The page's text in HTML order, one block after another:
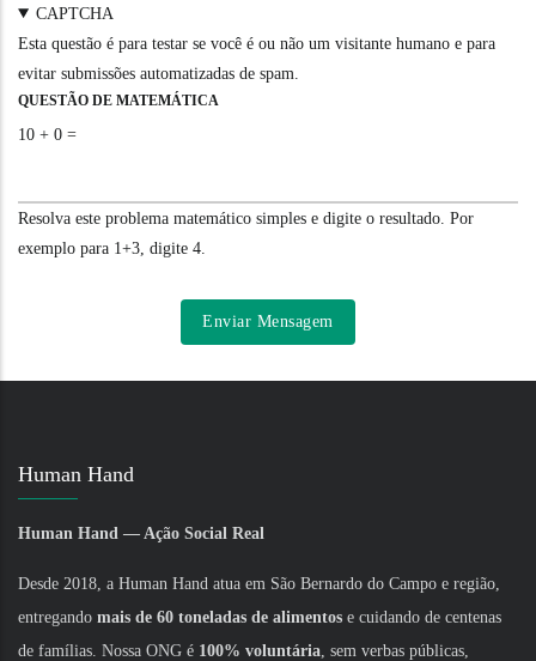
CAPTCHA
Esta questão é para testar se você é ou não um visitante humano e para
evitar submissões automatizadas de spam.
QUESTÃO DE MATEMÁTICA
10 + 0 =
Resolva este problema matemático simples e digite o resultado. Por
exemplo para 1+3, digite 4.
Human Hand
Human Hand — Ação Social Real
Desde 2018, a Human Hand atua em São Bernardo do Campo e região,
entregando mais de 60 toneladas de alimentos e cuidando de centenas
de famílias. Nossa ONG é 100% voluntária , sem verbas públicas,